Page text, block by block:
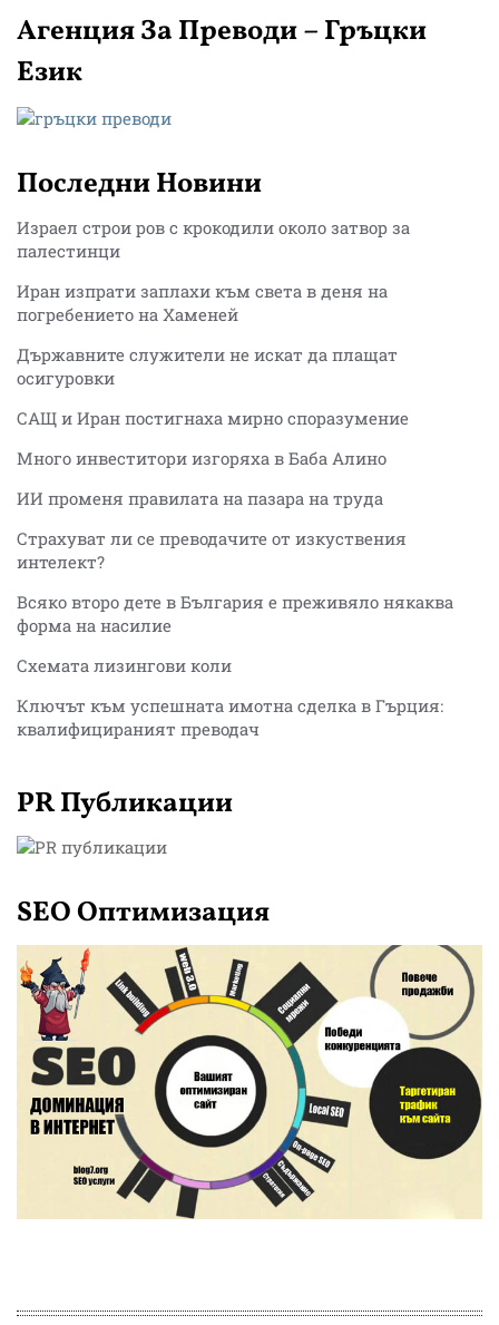
Агенция За Преводи – Гръцки
Език
Последни Новини
Израел строи ров с крокодили около затвор за
палестинци
Иран изпрати заплахи към света в деня на
погребението на Хаменей
Държавните служители не искат да плащат
осигуровки
САЩ и Иран постигнаха мирно споразумение
Много инвеститори изгоряха в Баба Алино
ИИ променя правилата на пазара на труда
Страхуват ли се преводачите от изкуствения
интелект?
Всяко второ дете в България е преживяло някаква
форма на насилие
Схемата лизингови коли
Ключът към успешната имотна сделка в Гърция:
квалифицираният преводач
PR Публикации
SEO Оптимизация